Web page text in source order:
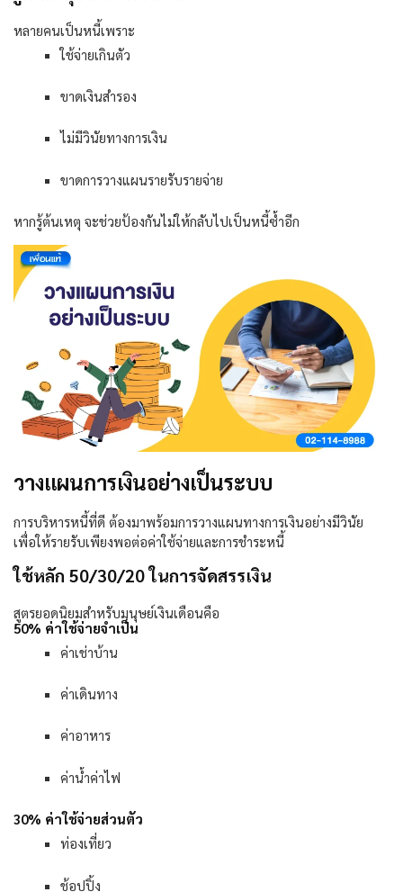
หลายคนเป็นหนี้เพราะ
ใช้จ่ายเกินตัว
ขาดเงินสำรอง
ไม่มีวินัยทางการเงิน
ขาดการวางแผนรายรับรายจ่าย
หากรู้ต้นเหตุ จะช่วยป้องกันไม่ให้กลับไปเป็นหนี้ซ้ำอีก
วางแผนการเงินอย่างเป็นระบบ
การบริหารหนี้ที่ดี ต้องมาพร้อมการวางแผนทางการเงินอย่างมีวินัย
เพื่อให้รายรับเพียงพอต่อค่าใช้จ่ายและการชำระหนี้
ใช้หลัก 50/30/20 ในการจัดสรรเงิน
สูตรยอดนิยมสำหรับมนุษย์เงินเดือนคือ
50% ค่าใช้จ่ายจำเป็น
ค่าเช่าบ้าน
ค่าเดินทาง
ค่าอาหาร
ค่าน้ำค่าไฟ
30% ค่าใช้จ่ายส่วนตัว
ท่องเที่ยว
ช้อปปิ้ง